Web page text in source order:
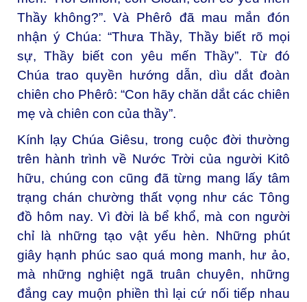
Thầy không?”. Và Phêrô đã mau mắn đón
nhận ý Chúa: “Thưa Thầy, Thầy biết rõ mọi
sự, Thầy biết con yêu mến Thầy”. Từ đó
Chúa trao quyền hướng dẫn, dìu dắt đoàn
chiên cho Phêrô: “Con hãy chăn dắt các chiên
mẹ và chiên con của thầy”.
Kính lạy Chúa Giêsu, trong cuộc đời thường
trên hành trình về Nước Trời của người Kitô
hữu, chúng con cũng đã từng mang lấy tâm
trạng chán chường thất vọng như các Tông
đồ hôm nay. Vì đời là bể khổ, mà con người
chỉ là những tạo vật yếu hèn. Những phút
giây hạnh phúc sao quá mong manh, hư ảo,
mà những nghiệt ngã truân chuyên, những
đắng cay muộn phiền thì lại cứ nối tiếp nhau